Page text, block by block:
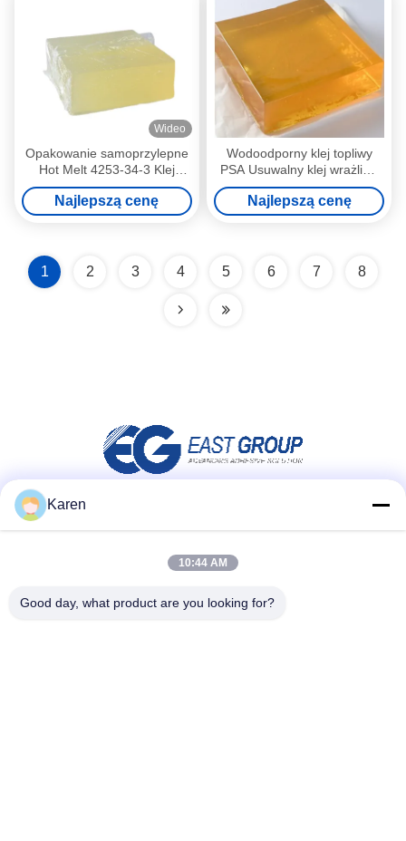
Wideo
Opakowanie samoprzylepne
Hot Melt 4253-34-3 Klej
wrażliwy na nacisk PSA
Najlepszą cenę
Wodoodporny klej topliwy
PSA Usuwalny klej wrażliwy
na nacisk
Najlepszą cenę
1 2 3 4 5 6 7 8
Szybki kontakt
Karen
10:44 AM
Good day, what product are you looking for?